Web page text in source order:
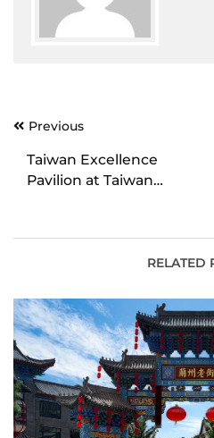
PostPrevious
Taiwan Excellence
Pavilion at Taiwan
เทคโนโลยีและนวัตกรรม
Future
RELATED